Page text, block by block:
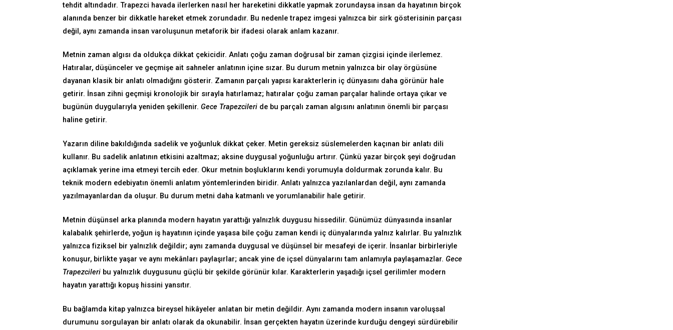
tehdit altındadır. Trapezci havada ilerlerken nasıl her hareketini dikkatle yapmak zorundaysa insan da hayatının birçok
alanında benzer bir dikkatle hareket etmek zorundadır. Bu nedenle trapez imgesi yalnızca bir sirk gösterisinin parçası
değil, aynı zamanda insan varoluşunun metaforik bir ifadesi olarak anlam kazanır.
Metnin zaman algısı da oldukça dikkat çekicidir. Anlatı çoğu zaman doğrusal bir zaman çizgisi içinde ilerlemez.
Hatıralar, düşünceler ve geçmişe ait sahneler anlatının içine sızar. Bu durum metnin yalnızca bir olay örgüsüne
dayanan klasik bir anlatı olmadığını gösterir. Zamanın parçalı yapısı karakterlerin iç dünyasını daha görünür hale
getirir. İnsan zihni geçmişi kronolojik bir sırayla hatırlamaz; hatıralar çoğu zaman parçalar halinde ortaya çıkar ve
bugünün duygularıyla yeniden şekillenir. Gece Trapezcileri de bu parçalı zaman algısını anlatının önemli bir parçası
haline getirir.
Yazarın diline bakıldığında sadelik ve yoğunluk dikkat çeker. Metin gereksiz süslemelerden kaçınan bir anlatı dili
kullanır. Bu sadelik anlatının etkisini azaltmaz; aksine duygusal yoğunluğu artırır. Çünkü yazar birçok şeyi doğrudan
açıklamak yerine ima etmeyi tercih eder. Okur metnin boşluklarını kendi yorumuyla doldurmak zorunda kalır. Bu
teknik modern edebiyatın önemli anlatım yöntemlerinden biridir. Anlatı yalnızca yazılanlardan değil, aynı zamanda
yazılmayanlardan da oluşur. Bu durum metni daha katmanlı ve yorumlanabilir hale getirir.
Metnin düşünsel arka planında modern hayatın yarattığı yalnızlık duygusu hissedilir. Günümüz dünyasında insanlar
kalabalık şehirlerde, yoğun iş hayatının içinde yaşasa bile çoğu zaman kendi iç dünyalarında yalnız kalırlar. Bu yalnızlık
yalnızca fiziksel bir yalnızlık değildir; aynı zamanda duygusal ve düşünsel bir mesafeyi de içerir. İnsanlar birbirleriyle
konuşur, birlikte yaşar ve aynı mekânları paylaşırlar; ancak yine de içsel dünyalarını tam anlamıyla paylaşamazlar. Gece
Trapezcileri bu yalnızlık duygusunu güçlü bir şekilde görünür kılar. Karakterlerin yaşadığı içsel gerilimler modern
hayatın yarattığı kopuş hissini yansıtır.
Bu bağlamda kitap yalnızca bireysel hikâyeler anlatan bir metin değildir. Aynı zamanda modern insanın varoluşsal
durumunu sorgulayan bir anlatı olarak da okunabilir. İnsan gerçekten hayatın üzerinde kurduğu dengeyi sürdürebilir